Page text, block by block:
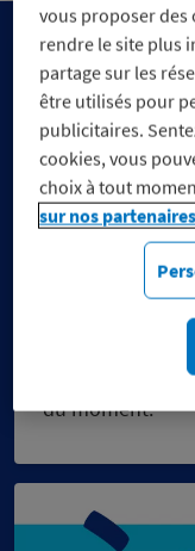
vos
Découvrez
du moment.
vous proposer des
rendre le site plus
partage sur les
être utilisés pour
publicitaires.
cookies, vous
choix à tout
sur nos